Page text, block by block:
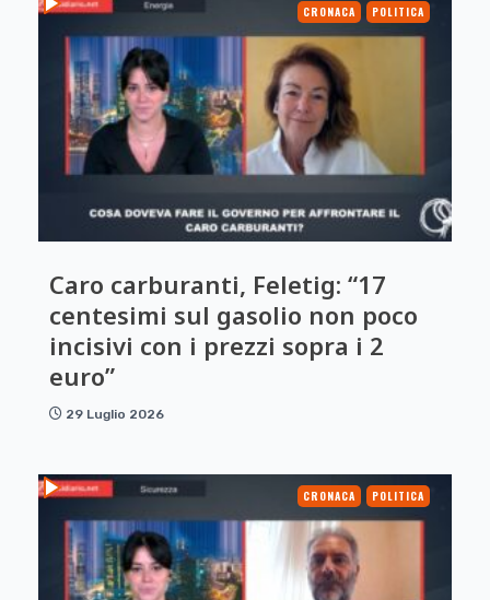
CRONACA POLITICA
Caro carburanti, Feletig: “17
centesimi sul gasolio non poco
incisivi con i prezzi sopra i 2
euro”
29 Luglio 2026
CRONACA POLITICA